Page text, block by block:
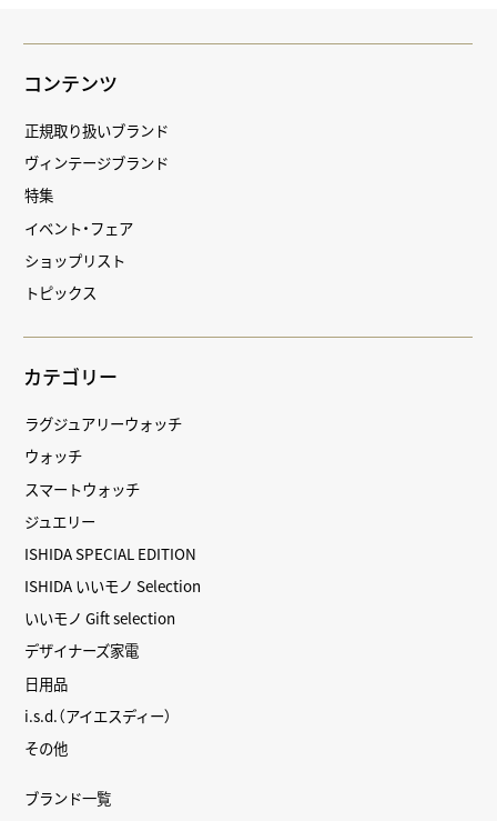
コンテンツ
正規取り扱いブランド
ヴィンテージブランド
特集
イベント・フェア
ショップリスト
トピックス
カテゴリー
ラグジュアリーウォッチ
ウォッチ
スマートウォッチ
ジュエリー
ISHIDA SPECIAL EDITION
ISHIDA いいモノ Selection
いいモノ Gift selection
デザイナーズ家電
日用品
i.s.d.（アイエスディー）
その他
ブランド一覧